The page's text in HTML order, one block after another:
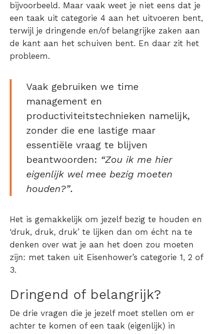
bijvoorbeeld. Maar vaak weet je niet eens dat je
een taak uit categorie 4 aan het uitvoeren bent,
terwijl je dringende en/of belangrijke zaken aan
de kant aan het schuiven bent. En daar zit het
probleem.
Vaak gebruiken we time
management en
productiviteitstechnieken namelijk,
zonder die ene lastige maar
essentiële vraag te blijven
beantwoorden: “Zou ik me hier
eigenlijk wel mee bezig moeten
houden?”.
Het is gemakkelijk om jezelf bezig te houden en
‘druk, druk, druk’ te lijken dan om écht na te
denken over wat je aan het doen zou moeten
zijn: met taken uit Eisenhower’s categorie 1, 2 of
3.
Dringend of belangrijk?
De drie vragen die je jezelf moet stellen om er
achter te komen of een taak (eigenlijk) in